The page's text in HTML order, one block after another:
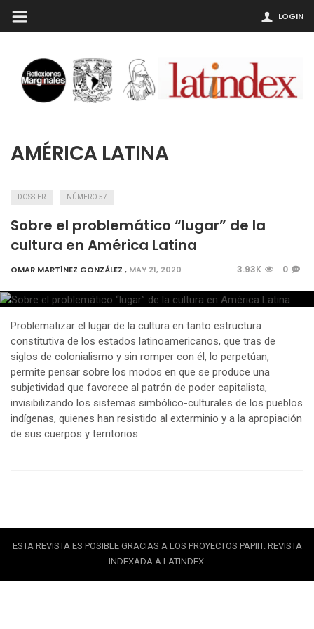
LOGIN
AMÉRICA LATINA
DOSSIER NÚMERO 57
Sobre el problemático “lugar” de la
cultura en América Latina
OMAR MARTÍNEZ GONZÁLEZ , MAY 21, 2020 3.93K 0
Problematizar el lugar de la cultura en tanto estructura
constitutiva de los estados latinoamericanos, que tras de
siglos de colonialismo y sin romper con él, lo perpetúan,
permite pensar sobre los modos en que se produce una
subjetividad que favorece al patrón de poder capitalista,
invisibilizando los sistemas simbólico-culturales de los pueblos
indígenas, quienes han resistido al exterminio y a la apropiación
de sus cuerpos y territorios.
ESTA REVISTA ES POSIBLE GRACIAS A LOS PROYECTOS PAPIIT. REVISTA
INDEXADA A LATINDEX.